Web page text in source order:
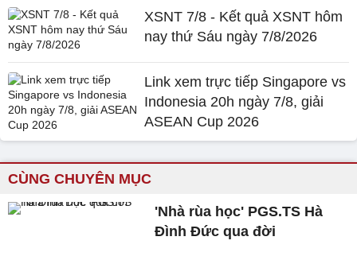
XSNT 7/8 - Kết quả XSNT hôm
nay thứ Sáu ngày 7/8/2026
Link xem trực tiếp Singapore vs
Indonesia 20h ngày 7/8, giải
ASEAN Cup 2026
CÙNG CHUYÊN MỤC
'Nhà rùa học' PGS.TS Hà
Đình Đức qua đời